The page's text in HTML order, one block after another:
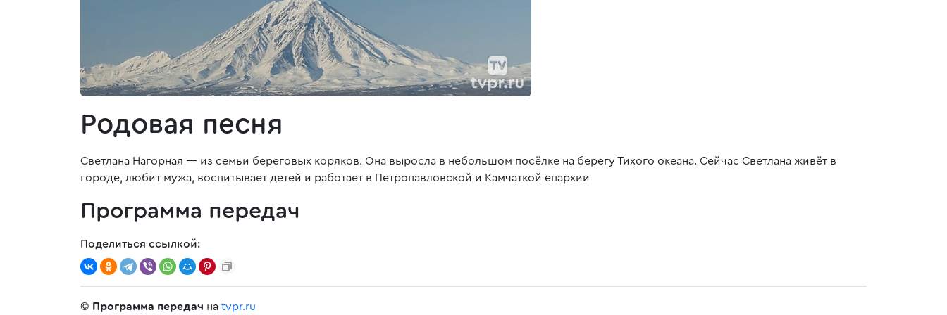
Родовая песня
Светлана Нагорная — из семьи береговых коряков. Она выросла в небольшом посёлке на берегу Тихого океана. Сейчас Светлана живёт в
городе, любит мужа, воспитывает детей и работает в Петропавловской и Камчаткой епархии
Программа передач
Поделиться ссылкой:
© Программа передач на tvpr.ru